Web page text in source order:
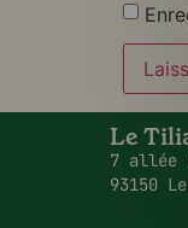
Le
7 allée
93150